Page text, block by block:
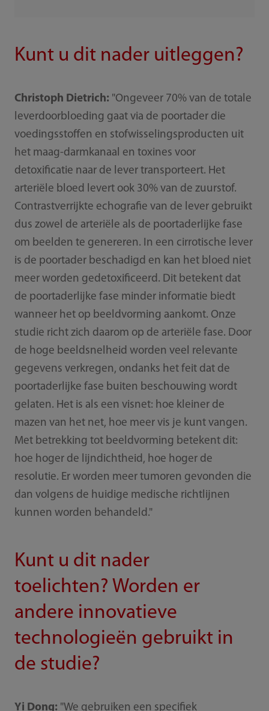
Kunt u dit nader uitleggen?
Christoph Dietrich: "Ongeveer 70% van de totale
leverdoorbloeding gaat via de poortader die
voedingsstoffen en stofwisselingsproducten uit
het maag-darmkanaal en toxines voor
detoxificatie naar de lever transporteert. Het
arteriële bloed levert ook 30% van de zuurstof.
Contrastverrijkte echografie van de lever gebruikt
dus zowel de arteriële als de poortaderlijke fase
om beelden te genereren. In een cirrotische lever
is de poortader beschadigd en kan het bloed niet
meer worden gedetoxificeerd. Dit betekent dat
de poortaderlijke fase minder informatie biedt
wanneer het op beeldvorming aankomt. Onze
studie richt zich daarom op de arteriële fase. Door
de hoge beeldsnelheid worden veel relevante
gegevens verkregen, ondanks het feit dat de
poortaderlijke fase buiten beschouwing wordt
gelaten. Het is als een visnet: hoe kleiner de
mazen van het net, hoe meer vis je kunt vangen.
Met betrekking tot beeldvorming betekent dit:
hoe hoger de lijndichtheid, hoe hoger de
resolutie. Er worden meer tumoren gevonden die
dan volgens de huidige medische richtlijnen
kunnen worden behandeld."
Kunt u dit nader
toelichten? Worden er
andere innovatieve
technologieën gebruikt in
de studie?
Yi Dong: "We gebruiken een specifiek